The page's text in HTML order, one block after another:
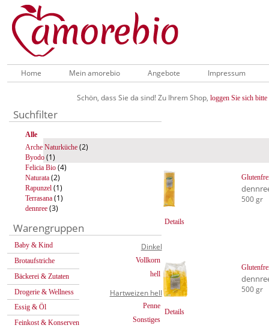
Home Mein amorebio Angebote Impressum
Schön, dass Sie da sind! Zu Ihrem Shop, loggen Sie sich bitte
Suchfilter
Alle
Arche Naturküche (2)
Byodo (1)
Felicia Bio (4)
Naturata (2)
Rapunzel (1)
Terrasana (1)
dennree (3)
Warengruppen
Baby & Kind
Brotaufstriche
Bäckerei & Zutaten
Drogerie & Wellness
Essig & Öl
Feinkost & Konserven
Dinkel
Vollkorn
hell
Hartweizen hell
Penne
Sonstiges
Details
500 gr
Details
500 gr